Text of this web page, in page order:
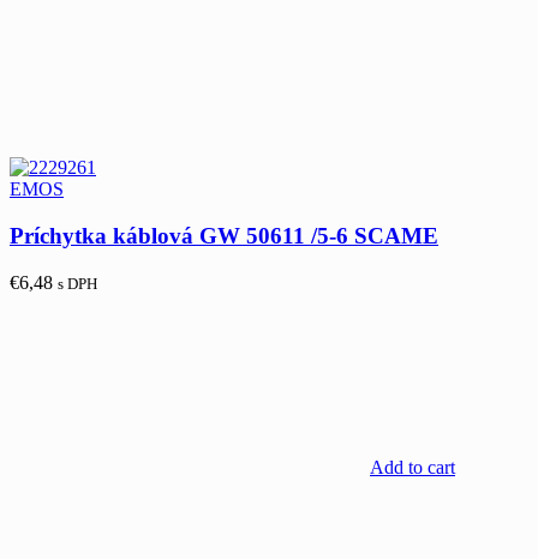
EMOS
Príchytka káblová GW 50611 /5-6 SCAME
€6,48 s DPH
Add to cart